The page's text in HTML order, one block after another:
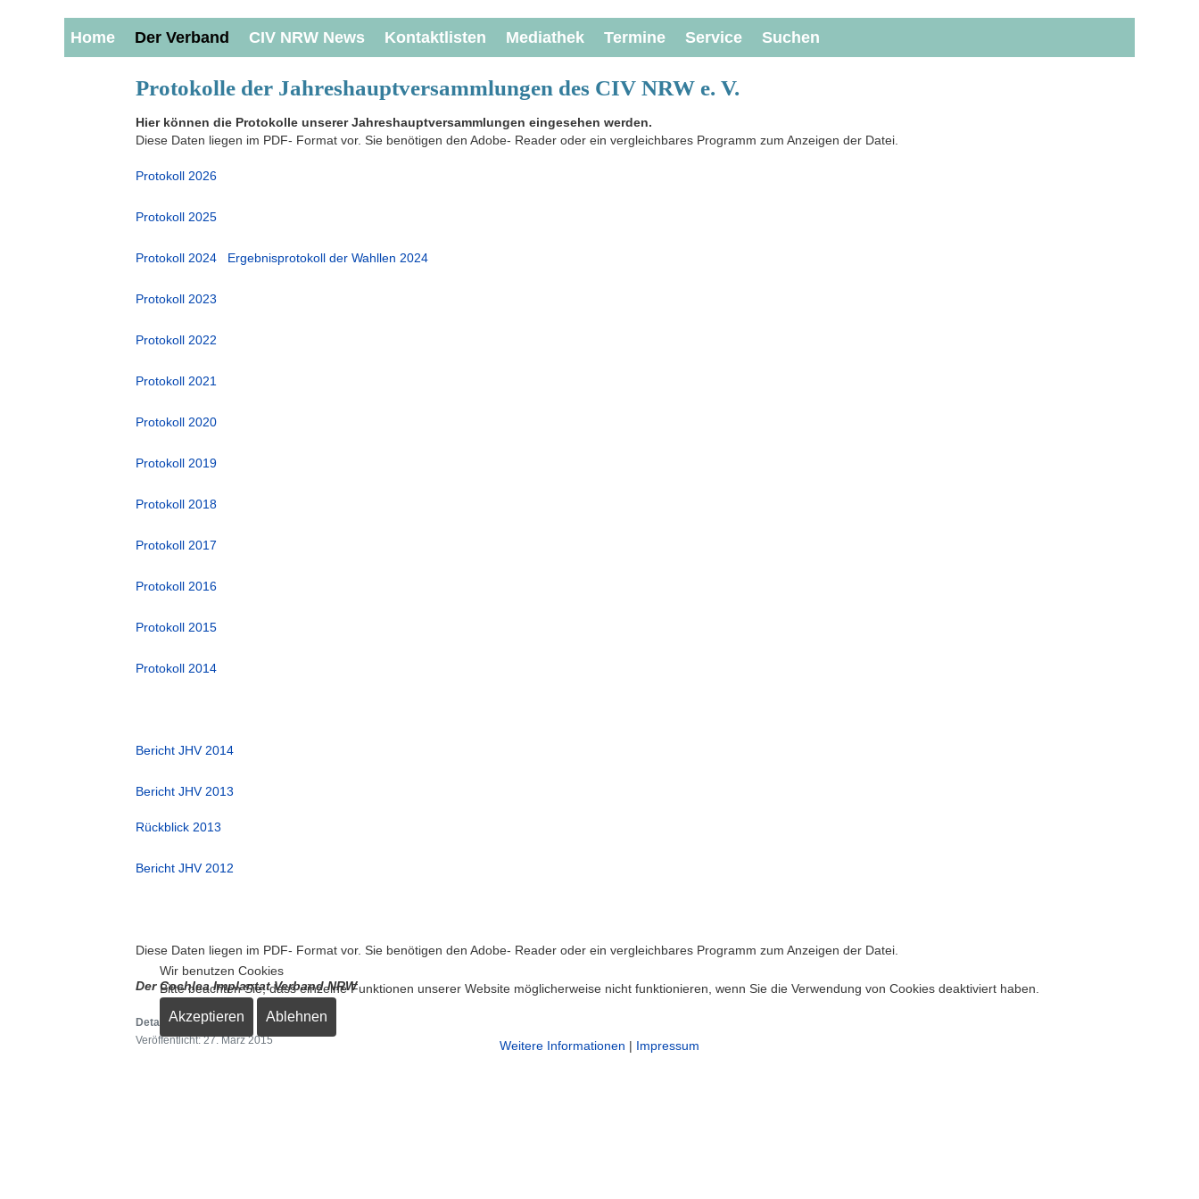
Home Der Verband CIV NRW News Kontaktlisten Mediathek Termine Service Suchen
Protokolle der Jahreshauptversammlungen des CIV NRW e. V.
Hier können die Protokolle unserer Jahreshauptversammlungen eingesehen werden.
Diese Daten liegen im PDF- Format vor. Sie benötigen den Adobe- Reader oder ein vergleichbares Programm zum Anzeigen der Datei.
Protokoll 2026
Protokoll 2025
Protokoll 2024 Ergebnisprotokoll der Wahllen 2024
Protokoll 2023
Protokoll 2022
Protokoll 2021
Protokoll 2020
Protokoll 2019
Protokoll 2018
Protokoll 2017
Protokoll 2016
Protokoll 2015
Protokoll 2014
Bericht JHV 2014
Bericht JHV 2013
Rückblick 2013
Bericht JHV 2012
Diese Daten liegen im PDF- Format vor. Sie benötigen den Adobe- Reader oder ein vergleichbares Programm zum Anzeigen der Datei.
Der Cochlea Implantat Verband NRW
Details
Veröffentlicht: 27. März 2015
Wir benutzen Cookies
Bitte beachten Sie, dass einzelne Funktionen unserer Website möglicherweise nicht funktionieren, wenn Sie die Verwendung von Cookies deaktiviert haben.
Akzeptieren Ablehnen
Weitere Informationen | Impressum